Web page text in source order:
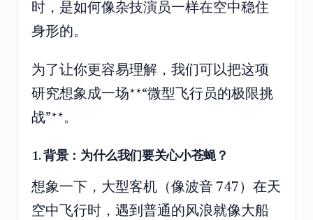
时，是如何像杂技演员一样在空中稳住
身形的。
为了让你更容易理解，我们可以把这项
研究想象成一场**“微型飞行员的极限挑
战”**。
1. 背景：为什么我们要关心小苍蝇？
想象一下，大型客机（像波音 747）在天
空中飞行时，遇到普通的风浪就像大船